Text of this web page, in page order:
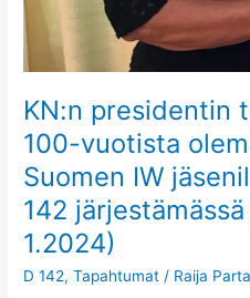
KN:n presidentin
100-vuotista
Suomen IW
142
1.2024)
D 142,Tapahtumat / Raija